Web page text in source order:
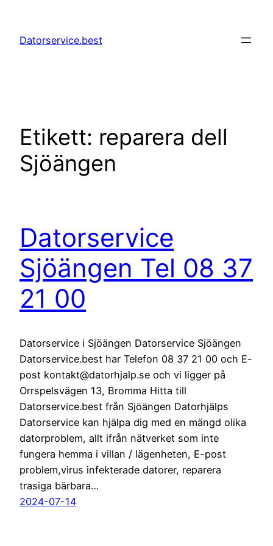
innehåll
Datorservice.best
Etikett: reparera dell
Sjöängen
Datorservice
Sjöängen Tel 08 37
21 00
Datorservice i Sjöängen Datorservice Sjöängen
Datorservice.best har Telefon 08 37 21 00 och E-
post kontakt@datorhjalp.se och vi ligger på
Orrspelsvägen 13, Bromma Hitta till
Datorservice.best från Sjöängen Datorhjälps
Datorservice kan hjälpa dig med en mängd olika
datorproblem, allt ifrån nätverket som inte
fungera hemma i villan / lägenheten, E-post
problem,virus infekterade datorer, reparera
trasiga bärbara…
2024-07-14